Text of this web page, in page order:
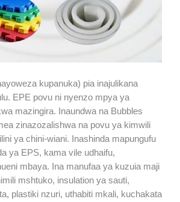
kupanuka) pia inajulikana
EPE povu ni nyenzo mpya ya
mazingira. Inaundwa na Bubbles
zinazozalishwa na povu ya kimwili
ya chini-wiani. Inashinda mapungufu
ya EPS, kama vile udhaifu,
mbaya. Ina manufaa ya kuzuia maji
mshtuko, insulation ya sauti,
plastiki nzuri, uthabiti mkali, kuchakata